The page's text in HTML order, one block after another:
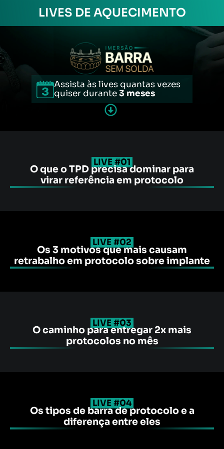
LIVES DE AQUECIMENTO
Assista às lives quantas vezes
quiser durante3 meses
LIVE #01
O que o TPD precisa dominar para
virar referência em protocolo
LIVE #02
Os 3 motivos que mais causam
retrabalho em protocolo sobre implante
LIVE #03
O caminho para entregar 2x mais
protocolos no mês
LIVE #04
Os tipos de barra de protocolo e a
diferença entre eles